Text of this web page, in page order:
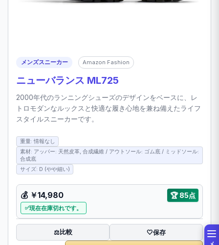
メンズスニーカー Amazon Fashion
ニューバランス ML725
2000年代のランニングシューズのデザインをベースに、レ
トロモダンなルックスと快適な履き心地を兼ね備えたライフ
スタイルスニーカーです。
重量: 情報なし
素材: アッパー: 天然皮革, 合成繊維 / アウトソール: ゴム底 / ミッドソール:
合成底
サイズ: D (やや細い)
💰 ￥14,980 🏆 85点
現在在庫切れです。
⚖️比較 🤍保存